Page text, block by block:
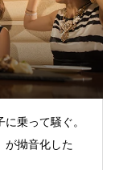
乗って騒ぐ。
が拗音化した